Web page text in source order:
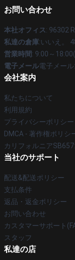
お問い合わせ
本社オフィス: 96302
私達の倉庫:いいえ。
営業時間: 9:00～
電子メール電子メー
会社案内
私たちについて
利用規約
プライバシーポリシー
DMCA - 著作権ポリシ
カリフォルニア
当社のサポート
配送&配送ポリシー
支払条件
返品・返金ポリシー
お問い合わせ
カスタマーサポート
スタッフ
私達の店